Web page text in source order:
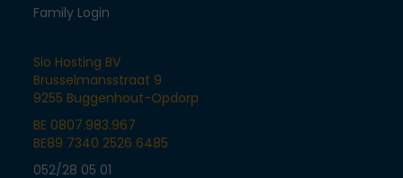
Family Login
Sio Hosting BV
Brusselmansstraat 9
9255 Buggenhout-Opdorp
BE 0807.983.967
BE89 7340 2526 6485
052/28 05 01